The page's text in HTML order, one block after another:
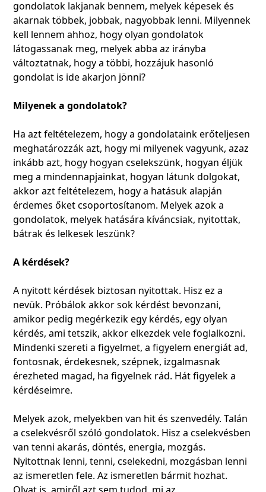
gondolatok lakjanak bennem, melyek képesek és
akarnak többek, jobbak, nagyobbak lenni. Milyennek
kell lennem ahhoz, hogy olyan gondolatok
látogassanak meg, melyek abba az irányba
változtatnak, hogy a többi, hozzájuk hasonló
gondolat is ide akarjon jönni?
Milyenek a gondolatok?
Ha azt feltételezem, hogy a gondolataink erőteljesen
meghatározzák azt, hogy mi milyenek vagyunk, azaz
inkább azt, hogy hogyan cselekszünk, hogyan éljük
meg a mindennapjainkat, hogyan látunk dolgokat,
akkor azt feltételezem, hogy a hatásuk alapján
érdemes őket csoportosítanom. Melyek azok a
gondolatok, melyek hatására kíváncsiak, nyitottak,
bátrak és lelkesek leszünk?
A kérdések?
A nyitott kérdések biztosan nyitottak. Hisz ez a
nevük. Próbálok akkor sok kérdést bevonzani,
amikor pedig megérkezik egy kérdés, egy olyan
kérdés, ami tetszik, akkor elkezdek vele foglalkozni.
Mindenki szereti a figyelmet, a figyelem energiát ad,
fontosnak, érdekesnek, szépnek, izgalmasnak
érezheted magad, ha figyelnek rád. Hát figyelek a
kérdéseimre.
Melyek azok, melyekben van hit és szenvedély. Talán
a cselekvésről szóló gondolatok. Hisz a cselekvésben
van tenni akarás, döntés, energia, mozgás.
Nyitottnak lenni, tenni, cselekedni, mozgásban lenni
az ismeretlen fele. Az ismeretlen bármit hozhat.